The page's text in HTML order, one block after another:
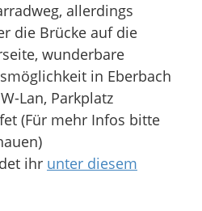
allerdings
die Brücke auf die
wunderbare
in Eberbach
W-Lan, Parkplatz
(Für mehr Infos bitte
ihr unter diesem